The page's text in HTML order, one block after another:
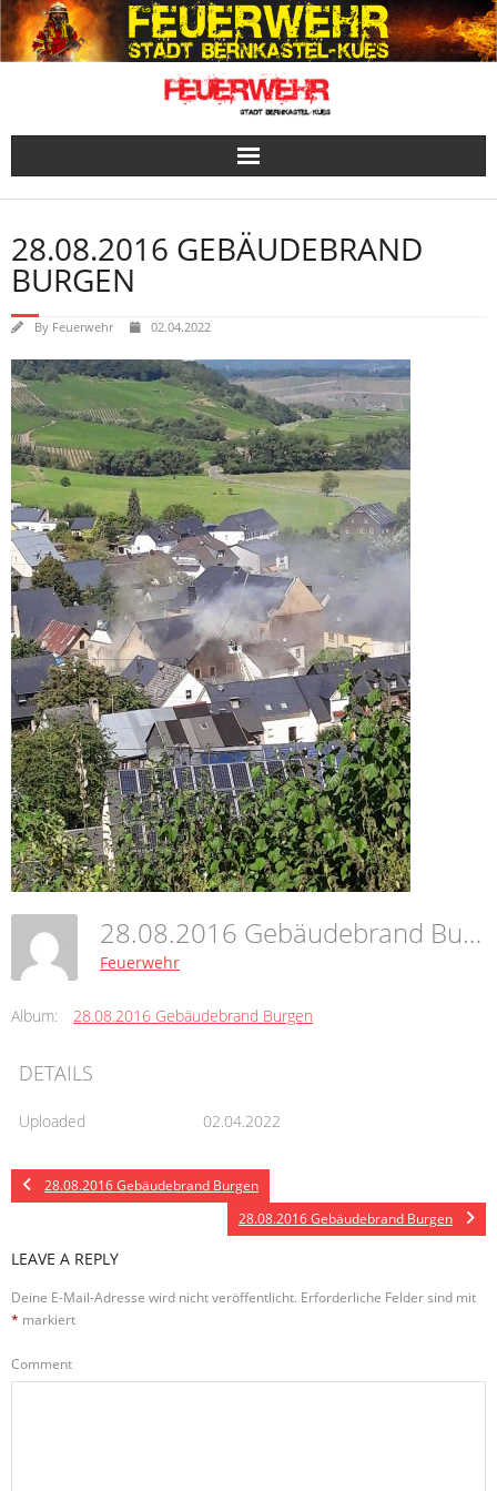
Skip
to
content
28.08.2016 GEBÄUDEBRAND
BURGEN
By Feuerwehr 02.04.2022
28.08.2016 Gebäudebrand Burgen
Feuerwehr
Album: 28.08.2016 Gebäudebrand Burgen
DETAILS
Uploaded 02.04.2022
28.08.2016 Gebäudebrand Burgen
28.08.2016 Gebäudebrand Burgen
LEAVE A REPLY
Deine E-Mail-Adresse wird nicht veröffentlicht. Erforderliche Felder sind mit
* markiert
Comment